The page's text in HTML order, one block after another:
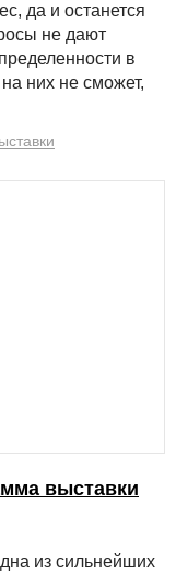
да и останется
не дают
в
них не сможет,
выставки
из сильнейших